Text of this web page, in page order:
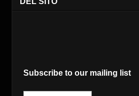
Subscribe to our mailing list